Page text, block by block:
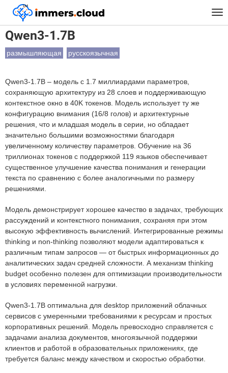
™
Главная Модели Qwen3-1.7B
Qwen3-1.7B
размышляющая русскоязычная
Qwen3-1.7B – модель с 1.7 миллиардами параметров,
сохраняющую архитектуру из 28 слоев и поддерживающую
контекстное окно в 40K токенов. Модель использует ту же
конфигурацию внимания (16/8 голов) и архитектурные
решения, что и младшая модель в серии, но обладает
значительно большими возможностями благодаря
увеличенному количеству параметров. Обучение на 36
триллионах токенов с поддержкой 119 языков обеспечивает
существенное улучшение качества понимания и генерации
текста по сравнению с более аналогичными по размеру
решениями.
Модель демонстрирует хорошее качество в задачах, требующих
рассуждений и контекстного понимания, сохраняя при этом
высокую эффективность вычислений. Интегрированные режимы
thinking и non-thinking позволяют модели адаптироваться к
различным типам запросов — от быстрых информационных до
аналитических задач средней сложности. А механизм thinking
budget особенно полезен для оптимизации производительности
в условиях переменной нагрузки.
Qwen3-1.7B оптимальна для desktop приложений облачных
сервисов с умеренными требованиями к ресурсам и простых
корпоративных решений. Модель превосходно справляется с
задачами анализа документов, многоязычной поддержки
клиентов и работой в образовательных приложениях, где
требуется баланс между качеством и скоростью обработки.